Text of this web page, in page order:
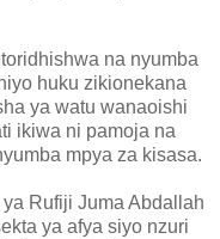
na nyumba
huku zikionekana
ya watu wanaoishi
ikiwa ni pamoja na
mpya za kisasa.
Rufiji Juma Abdallah
ya afya siyo nzuri